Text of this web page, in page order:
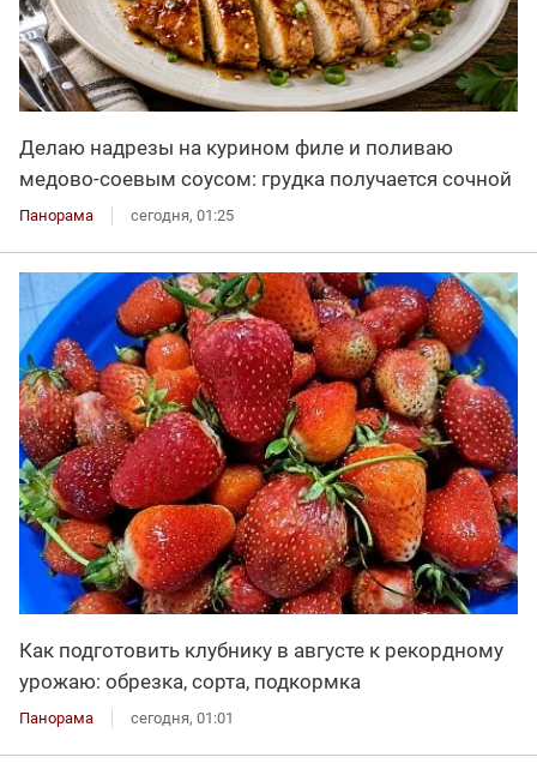
Делаю надрезы на курином филе и поливаю
медово-соевым соусом: грудка получается сочной
Панорама сегодня, 01:25
Как подготовить клубнику в августе к рекордному
урожаю: обрезка, сорта, подкормка
Панорама сегодня, 01:01